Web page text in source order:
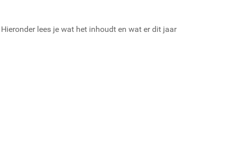
Hieronder lees je wat het inhoudt en wat er dit jaar